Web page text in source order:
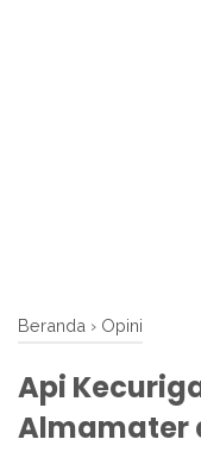
Beranda › Opini
Api
Almamater